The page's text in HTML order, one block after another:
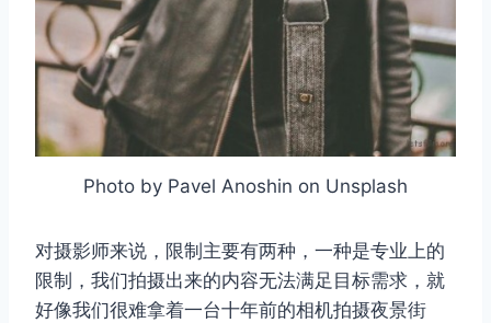
Photo by Pavel Anoshin on Unsplash
对摄影师来说，限制主要有两种，一种是专业上的
限制，我们拍摄出来的内容无法满足目标需求，就
好像我们很难拿着一台十年前的相机拍摄夜景街